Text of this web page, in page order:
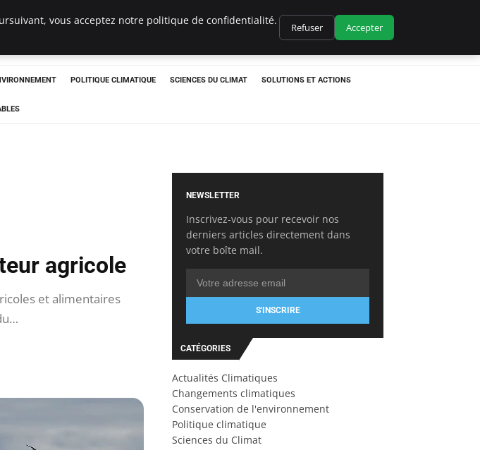
POLITIQUE CLIMATIQUE SCIENCES DU CLIMAT SOLUTIONS ET ACTIONS
agricole
et alimentaires
NEWSLETTER
Inscrivez-vous pour recevoir nos
derniers articles directement dans
votre boîte mail.
S'INSCRIRE
CATÉGORIES
Actualités Climatiques
Changements climatiques
Conservation de l'environnement
Politique climatique
Sciences du Climat
vous acceptez notre politique de confidentialité.
Refuser Accepter